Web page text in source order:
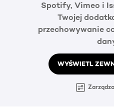
Spotify, Vimeo i
Twojej
przechowywanie
WYŚWIETL